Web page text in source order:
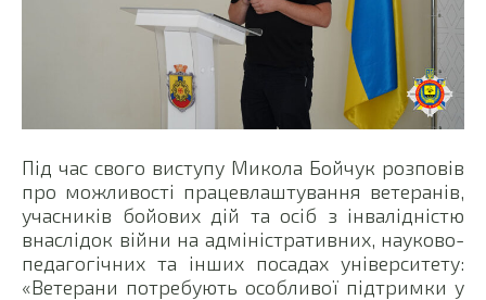
Під час свого виступу Микола Бойчук розповів
про можливості працевлаштування ветеранів,
учасників бойових дій та осіб з інвалідністю
внаслідок війни на адміністративних, науково-
педагогічних та інших посадах університету:
«Ветерани потребують особливої підтримки у